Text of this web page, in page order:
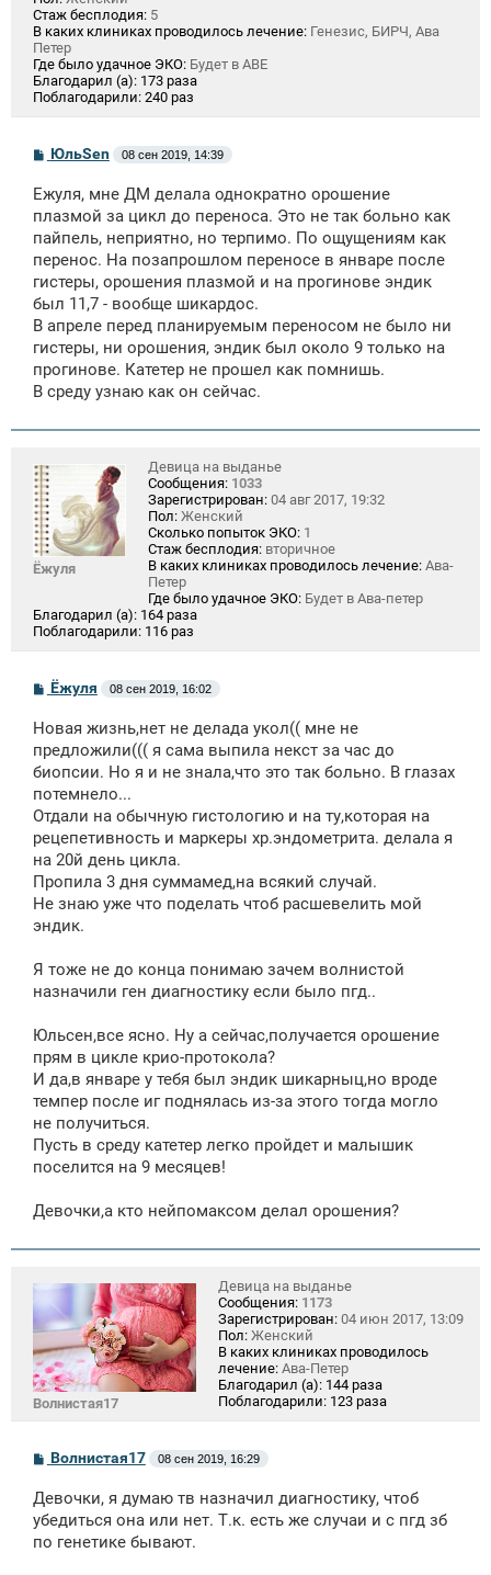
Стаж бесплодия: 5
В каких клиниках проводилось лечение: Генезис, БИРЧ, Ава
Петер
Где было удачное ЭКО: Будет в АВЕ
Благодарил (а): 173 раза
Поблагодарили: 240 раз
С
б
щ
н
и
ЮльSen 08 сен 2019, 14:39
Ежуля, мне ДМ делала однократно орошение
плазмой за цикл до переноса. Это не так больно как
пайпель, неприятно, но терпимо. По ощущениям как
перенос. На позапрошлом переносе в январе после
гистеры, орошения плазмой и на прогинове эндик
был 11,7 - вообще шикардос.
В апреле перед планируемым переносом не было ни
гистеры, ни орошения, эндик был около 9 только на
прогинове. Катетер не прошел как помнишь.
В среду узнаю как он сейчас.
Ёжуля
Девица на выданье
Сообщения: 1033
Зарегистрирован: 04 авг 2017, 19:32
Пол: Женский
Сколько попыток ЭКО: 1
Стаж бесплодия: вторичное
В каких клиниках проводилось лечение: Ава-
Петер
Где было удачное ЭКО: Будет в Ава-петер
Благодарил (а): 164 раза
Поблагодарили: 116 раз
С
б
щ
е
н
и
Ёжуля 08 сен 2019, 16:02
Новая жизнь,нет не делада укол(( мне не
предложили((( я сама выпила некст за час до
биопсии. Но я и не знала,что это так больно. В глазах
потемнело...
Отдали на обычную гистологию и на ту,которая на
рецепетивность и маркеры хр.эндометрита. делала я
на 20й день цикла.
Пропила 3 дня суммамед,на всякий случай.
Не знаю уже что поделать чтоб расшевелить мой
эндик.
Я тоже не до конца понимаю зачем волнистой
назначили ген диагностику если было пгд..
Юльсен,все ясно. Ну а сейчас,получается орошение
прям в цикле крио-протокола?
И да,в январе у тебя был эндик шикарныц,но вроде
темпер после иг поднялась из-за этого тогда могло
не получиться.
Пусть в среду катетер легко пройдет и малышик
поселится на 9 месяцев!
Девочки,а кто нейпомаксом делал орошения?
Волнистая17
Девица на выданье
Сообщения: 1173
Зарегистрирован: 04 июн 2017, 13:09
Пол: Женский
В каких клиниках проводилось
лечение: Ава-Петер
Благодарил (а): 144 раза
Поблагодарили: 123 раза
С
б
щ
н
Волнистая17 08 сен 2019, 16:29
Девочки, я думаю тв назначил диагностику, чтоб
убедиться она или нет. Т.к. есть же случаи и с пгд зб
по генетике бывают.